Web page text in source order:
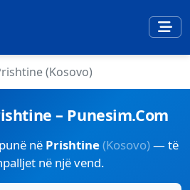
(Kosovo)
– Punesim.Com
në Prishtine(Kosovo)— të
në një vend.